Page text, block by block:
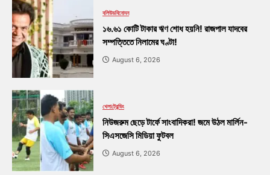
বলিউডবিনোদন
১৬.৬১ কোটি টাকার ঋণ শোধ হয়নি! রাজপাল যাদবের
সম্পত্তিতে নিলামের ঘণ্টা!
August 6, 2026
খেলাট্রেন্ডিং
নিউজরুম ছেড়ে টার্ফে সাংবাদিকরা! জমে উঠল মার্লিন-
সিএসজেসি মিডিয়া ফুটবল
August 6, 2026